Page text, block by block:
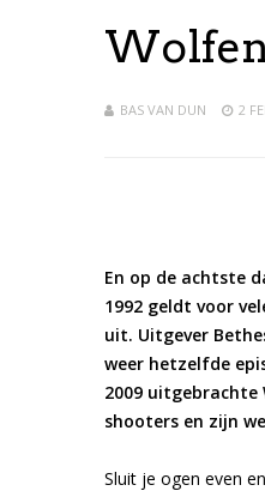
BAS VAN DUN 2
En op de achtste
1992 geldt voor
uit. Uitgever
weer hetzelfde
2009 uitgebrachte
shooters en zijn
Sluit je ogen even